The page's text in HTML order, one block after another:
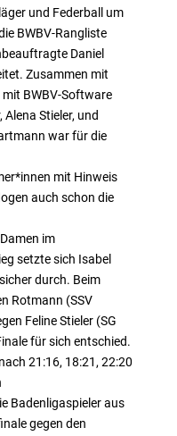
und Federball um
BWBV-Rangliste
Daniel
Zusammen mit
BWBV-Software
Stieler, und
war für die
mit Hinweis
auch schon die
im
setzte sich Isabel
durch. Beim
Rotmann (SSV
Feline Stieler (SG
für sich entschied.
21:16, 18:21, 22:20
Badenligaspieler aus
gegen den